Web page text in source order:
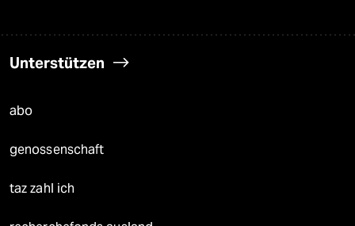
Unterstützen
abo
genossenschaft
taz zahl ich